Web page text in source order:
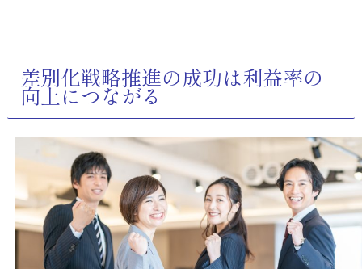
差別化戦略推進の成功は利益率の
向上につながる